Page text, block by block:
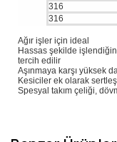
316
316
Ağır işler için ideal
Hassas şekilde
tercih edilir
Aşınmaya karşı yüksek
Kesiciler ek olarak
Spesyal takım çeliği,